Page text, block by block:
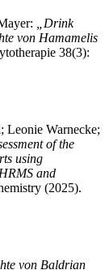
„Drink
von Hamamelis
38(3):
Warnecke;
of the
using
and
(2025).
von Baldrian